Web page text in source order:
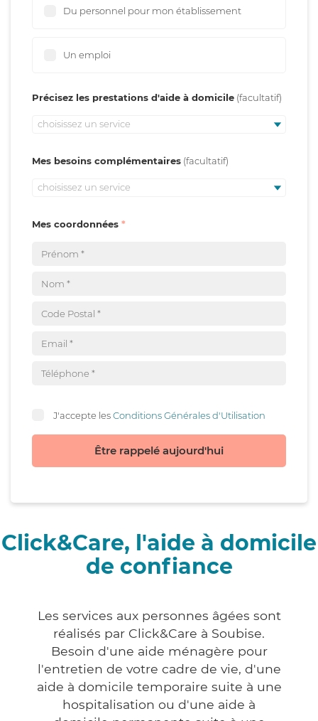
Du personnel pour mon établissement
Un emploi
Précisez les prestations d'aide à domicile
choisissez un service
Mes besoins complémentaires
choisissez un service
Mes coordonnées
J'accepte lesConditions Générales d'Utilisation
Être rappelé aujourd'hui
Click&Care, l'aide à domicile
de confiance
Les services aux personnes âgées sont
réalisés par Click&Care à Soubise.
Besoin d'une aide ménagère pour
l'entretien de votre cadre de vie, d'une
aide à domicile temporaire suite à une
hospitalisation ou d'une aide à